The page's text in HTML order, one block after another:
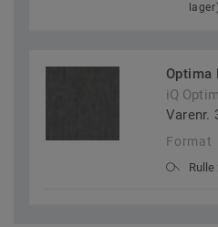
Optima
iQ
Varenr.
Format
Rulle